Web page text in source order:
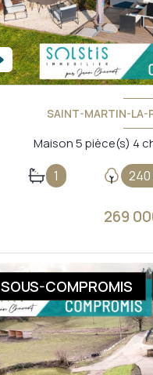
SAINT-MARTIN-LA-
1 240
269
VOIR LE
SOUS-COMPROMIS